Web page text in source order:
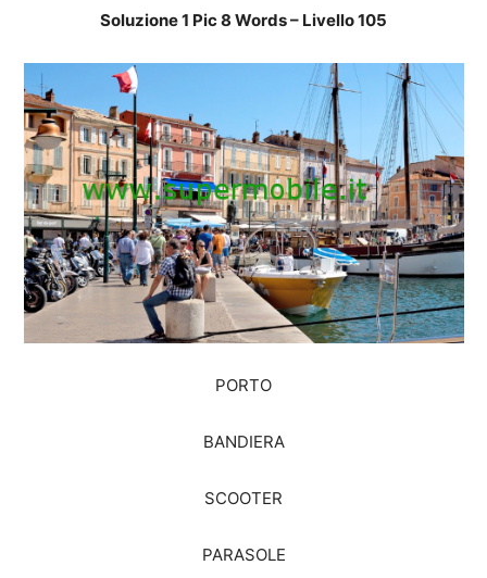
Soluzione 1 Pic 8 Words – Livello 105
PORTO
BANDIERA
SCOOTER
PARASOLE